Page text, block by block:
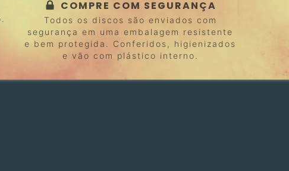
COMPRE COM SEGURANÇA
Todos os discos são enviados com
segurança em uma embalagem resistente
e bem protegida. Conferidos, higienizados
e vão com plástico interno.